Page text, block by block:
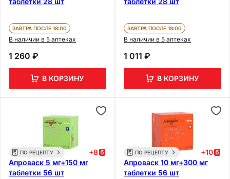
ЗАВТРА ПОСЛЕ 18:00
В наличии в 5 аптеках
1 260 ₽
В КОРЗИНУ
ЗАВТРА ПОСЛЕ 18:00
В наличии в 5 аптеках
1 011 ₽
В КОРЗИНУ
ПО РЕЦЕПТУ +8
Апроваск 5 мг+150 мг
таблетки 56 шт
ПО РЕЦЕПТУ +10
Апроваск 10 мг+300 мг
таблетки 56 шт